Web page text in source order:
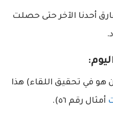
أحدنا الآخر حتى حصلت
هو في تحقيق اللقاء) هذا
أمثال رقم ٥٦).